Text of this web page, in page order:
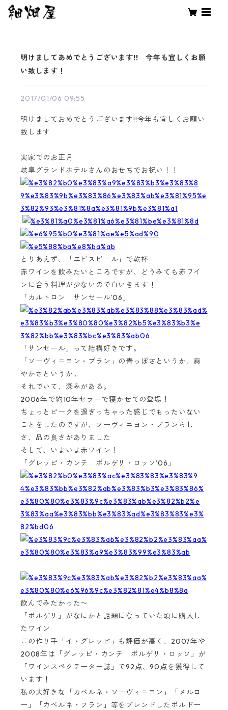
明けましてあめでとうございます!! 今年も宜しくお願
い致します！
2017/01/06 09:55
明けましておめでとうございます!!今年も宜しくお願い
致します
実家でのお正月
岐阜グランドホテルさんのおせちでお祝い！！
とりあえず、「エビスビール」で乾杯
赤ワインを飲みたいところですが、どうみても赤ワイ
ンに合う料理が少ないので白いきます！
「カルトロン サンセール’06」
「サンセール」って結構好きです。
「ソーヴィニヨン・ブラン」の青っぽさというか、爽
やかさというか…
それでいて、深みがある。
2006年で約10年セラーで寝かせての登場！
ちょっとピークを過ぎっちゃった感じでもったいない
ことをしたのですが、ソーヴィニヨン・ブランらし
さ、品の良さがありました
そして、いよいよ赤ワイン！
「グレッピ・カンテ ボルゲリ・ロッソ’06」
飲んでみたかった〜
「ボルゲリ」がなにかと話題になっていた頃に購入し
たワイン
この作り手「イ・グレッピ」も評価が高く、2007年や
2008年は「グレッピ・カンテ ボルゲリ・ロッソ」が
「ワインスペクテーター誌」で92点、90点を獲得して
います！
私の大好きな「カベルネ・ソーヴィニヨン」「メルロ
ー」「カベルネ・フラン」等をブレンドしたボルドー